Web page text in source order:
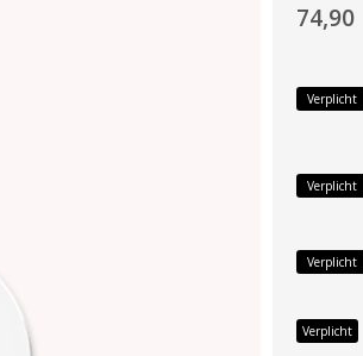
74,90
Verplicht
Verplicht
Verplicht
Verplicht